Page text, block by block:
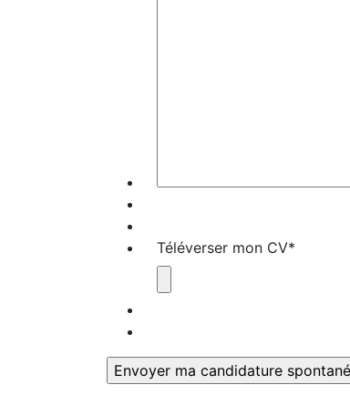
Téléverser mon CV*